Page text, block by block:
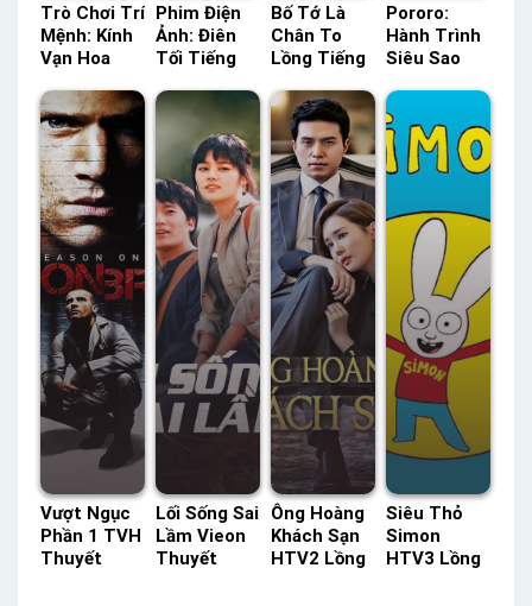
Trò Chơi Trí
Mệnh: Kính
Vạn Hoa
FPT Thuyết
Minh –
Status: 32 /
38 Thuyết
Minh
Phim Điện
Ảnh: Điên
Tối Tiếng
Status: HD
Tiếng Việt
Bố Tớ Là
Chân To
Lồng Tiếng
HD Lồng
Tiếng
Pororo:
Hành Trình
Siêu Sao
ACE Lồng
Tiếng –
Status: HD
Lồng Tiếng
Vượt Ngục
Phần 1 TVH
Thuyết
Lối Sống Sai
Lầm Vieon
Thuyết
Ông Hoàng
Khách Sạn
HTV2 Lồng
Siêu Thỏ
Simon
HTV3 Lồng